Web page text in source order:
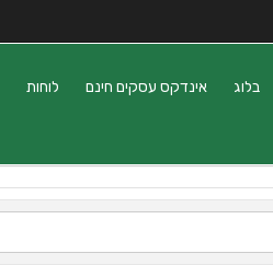
בלוג אינדקס עסקים חינם לוחות